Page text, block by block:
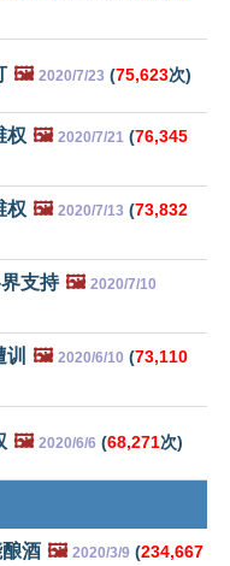
🖼️ 2020/7/23 (75,623次)
权 🖼️ 2020/7/21 (76,345
权 🖼️ 2020/7/13 (73,832
支持 🖼️ 2020/7/10
🖼️ 2020/6/10 (73,110
🖼️ 2020/6/6 (68,271次)
酒 🖼️ 2020/3/9 (234,667